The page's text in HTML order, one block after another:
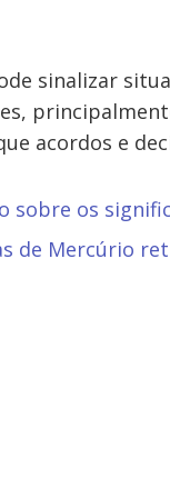
sinalizar
acordos e
sobre os
de Mercúrio